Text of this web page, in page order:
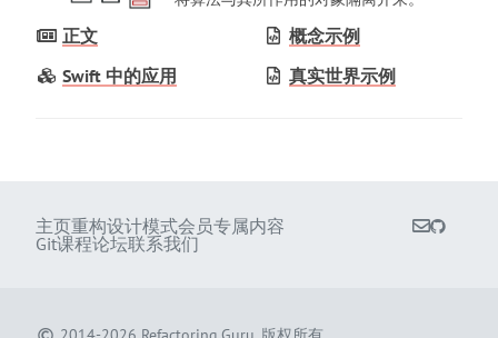
正文
Swift 中的应用
概念示例
真实世界示例
主页重构设计模式会员专属内容
Git课程论坛联系我们